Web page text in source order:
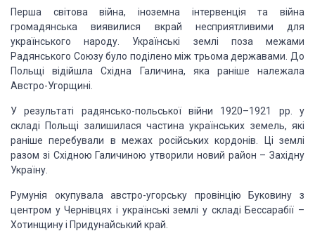
Перша світова війна, іноземна інтервенція та війна
громадянська виявилися вкрай несприятливими для
українського народу. Українські землі поза межами
Радянського Союзу було поділено між трьома державами. До
Польщі відійшла Східна Галичина, яка раніше належала
Австро-Угорщині.
У результаті радянсько-польської війни 1920–1921 рр. у
складі Польщі залишилася частина українських земель, які
раніше перебували в межах російських кордонів. Ці землі
разом зі Східною Галичиною утворили новий район – Західну
Україну.
Румунія окупувала австро-угорську провінцію Буковину з
центром у Чернівцях і українські землі у складі Бессарабії –
Хотинщину і Придунайський край.